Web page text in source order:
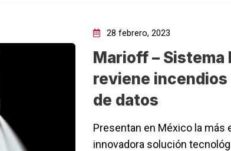
28 febrero, 2023
Marioff – Sistema
reviene
de datos
Presentan en México la más
innovadora solución